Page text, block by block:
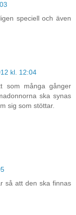
speciell och även
kl. 12:04
som många gånger
ska synas
sig som stöttar.
så att den ska finnas